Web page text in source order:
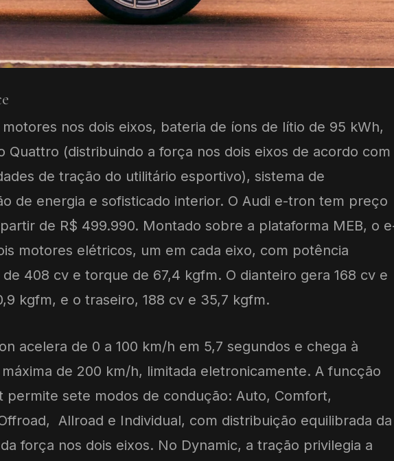
nos dois eixos, bateria de íons de lítio de 95 kWh,
Quattro (distribuindo a força nos dois eixos de acordo com
de tração do utilitário esportivo), sistema de
de energia e sofisticado interior. O Audi e-tron tem preço
de R$ 499.990. Montado sobre a plataforma MEB, o
motores elétricos, um em cada eixo, com potência
408 cv e torque de 67,4 kgfm. O dianteiro gera 168 cv e
kgfm, e o traseiro, 188 cv e 35,7 kgfm.
acelera de 0 a 100 km/h em 5,7 segundos e chega à
de 200 km/h, limitada eletronicamente. A funcção
permite sete modos de condução: Auto, Comfort,
Allroad e Individual, com distribuição equilibrada da
força nos dois eixos. No Dynamic, a tração privilegia a